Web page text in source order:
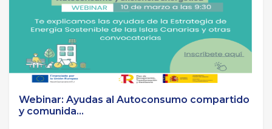
Webinar: Ayudas al Autoconsumo compartido
y comunida...